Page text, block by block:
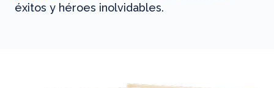
éxitos y héroes inolvidables.